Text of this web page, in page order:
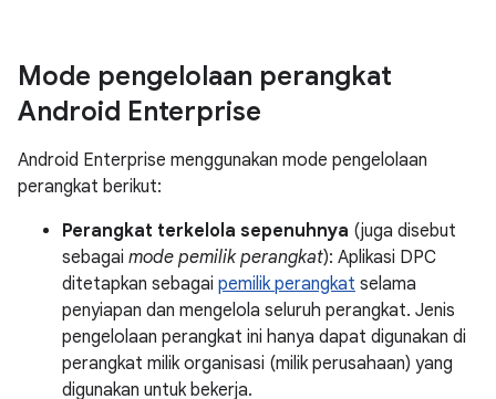
Mode pengelolaan perangkat
Android Enterprise
Android Enterprise menggunakan mode pengelolaan
perangkat berikut:
Perangkat terkelola sepenuhnya (juga disebut
sebagai mode pemilik perangkat): Aplikasi DPC
ditetapkan sebagai pemilik perangkat selama
penyiapan dan mengelola seluruh perangkat. Jenis
pengelolaan perangkat ini hanya dapat digunakan di
perangkat milik organisasi (milik perusahaan) yang
digunakan untuk bekerja.